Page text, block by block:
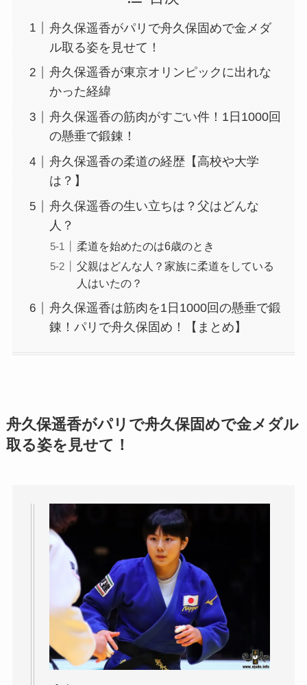
舟久保遥香がパリで舟久保固めで金メダ
ル取る姿を見せて！
舟久保遥香が東京オリンピックに出れな
かった経緯
舟久保遥香の筋肉がすごい件！1日1000回
の懸垂で鍛錬！
舟久保遥香の柔道の経歴【高校や大学
は？】
舟久保遥香の生い立ちは？父はどんな
人？
柔道を始めたのは6歳のとき
父親はどんな人？家族に柔道をしている
人はいたの？
舟久保遥香は筋肉を1日1000回の懸垂で鍛
錬！パリで舟久保固め！【まとめ】
舟久保遥香がパリで舟久保固めで金メダル
取る姿を見せて！